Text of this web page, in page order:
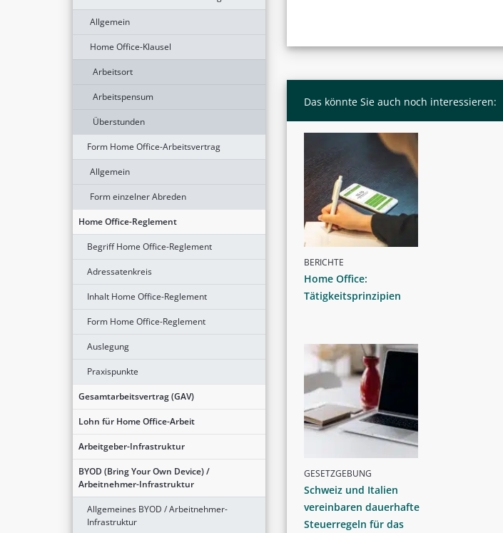
Allgemein
Home Office-Klausel
Arbeitsort
Arbeitspensum
Überstunden
Form Home Office-Arbeitsvertrag
Allgemein
Form einzelner Abreden
Home Office-Reglement
Begriff Home Office-Reglement
Adressatenkreis
Inhalt Home Office-Reglement
Form Home Office-Reglement
Auslegung
Praxispunkte
Gesamtarbeitsvertrag (GAV)
Lohn für Home Office-Arbeit
Arbeitgeber-Infrastruktur
BYOD (Bring Your Own Device) /
Arbeitnehmer-Infrastruktur
Allgemeines BYOD / Arbeitnehmer-
Infrastruktur
Das könnte Sie auch noch interessieren:
BERICHTE
Home Office:
Tätigkeitsprinzipien
GESETZGEBUNG
Schweiz und Italien
vereinbaren dauerhafte
Steuerregeln für das